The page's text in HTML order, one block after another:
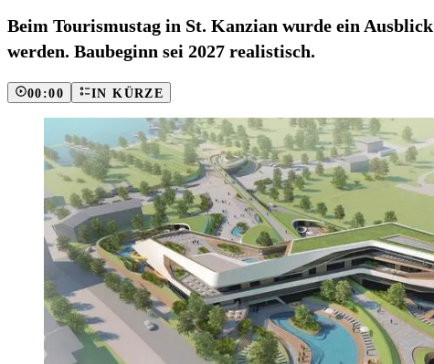
Beim Tourismustag in St. Kanzian wurde ein
werden. Baubeginn sei 2027 realistisch.
00:00 IN KÜRZE